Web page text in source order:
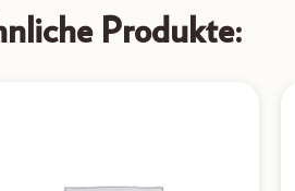
Produkte: